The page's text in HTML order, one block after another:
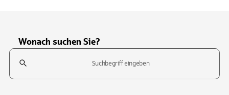
Wonach suchen Sie?
Suchfeld